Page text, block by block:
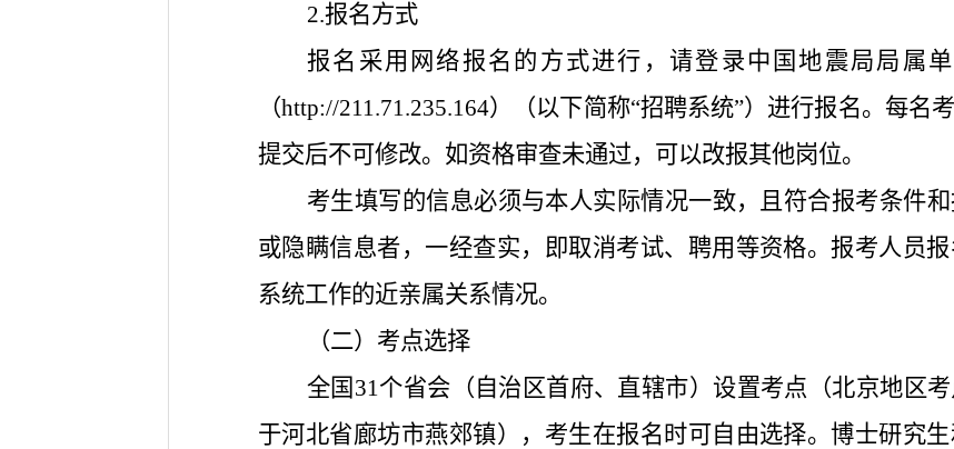
2.报名方式
报名采用网络报名的方式进行，请登录中国地震局局属
（http://211.71.235.164）（以下简称“招聘系统”）进行报名。每名
提交后不可修改。如资格审查未通过，可以改报其他岗位。
考生填写的信息必须与本人实际情况一致，且符合报考条件
或隐瞒信息者，一经查实，即取消考试、聘用等资格。报考人员
系统工作的近亲属关系情况。
（二）考点选择
全国31个省会（自治区首府、直辖市）设置考点（北京地区
于河北省廊坊市燕郊镇），考生在报名时可自由选择。博士研究